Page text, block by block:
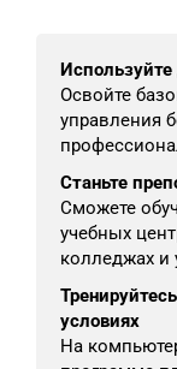
Освойте
управления
Станьте
Сможете
учебных
колледжах и
условиях
На